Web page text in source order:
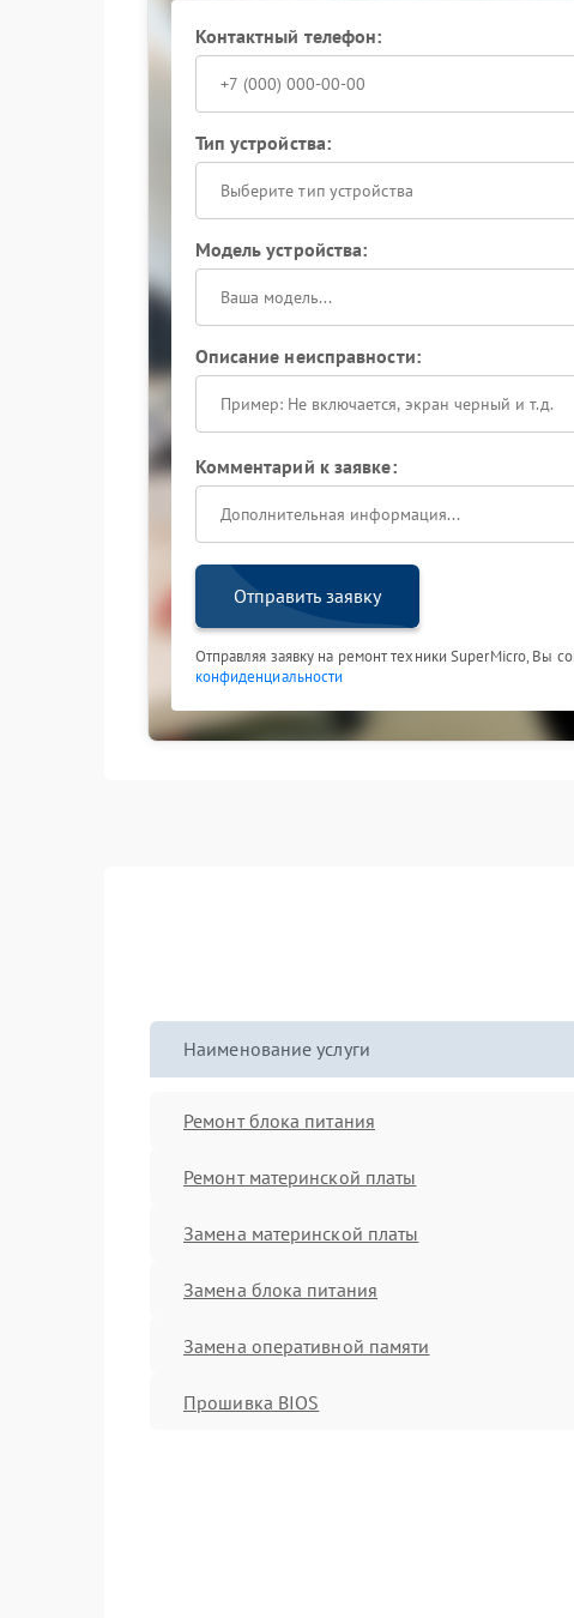
Контактный телефон:
Тип устройства:
Выберите тип устройства
Модель устройства:
Описание неисправности:
Комментарий к заявке:
Отправить заявку
Отправляя заявку на ремонт техники SuperMicro, Вы
конфиденциальности
Наименование услуги
Ремонт блока питания
Ремонт материнской платы
Замена материнской платы
Замена блока питания
Замена оперативной памяти
Прошивка BIOS